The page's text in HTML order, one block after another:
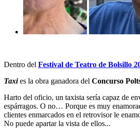
Dentro del Festival de Teatro de Bolsillo
Taxi es la obra ganadora del Concurso
Harto del oficio, un taxista sería capaz de
espárragos. O no… Porque es muy
clientes enmarcados en el retrovisor le
No puede apartar la vista de ellos...